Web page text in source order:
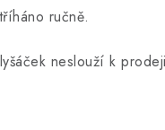
ručně.
neslouží k